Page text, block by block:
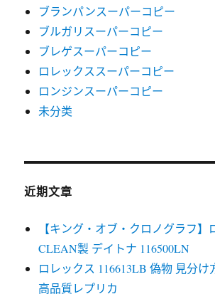
ブランパンスーパーコピー
ブルガリスーパーコピー
ブレゲスーパーコピー
ロレックススーパーコピー
ロンジンスーパーコピー
未分类
近期文章
【キング・オブ・クロノグラフ】
CLEAN製 デイトナ 116500LN
ロレックス 116613LB 偽物 見分
高品質レプリカ